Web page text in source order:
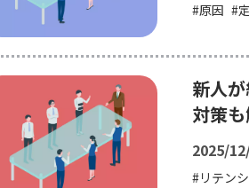
原因
新人
対策
2025/
リテン